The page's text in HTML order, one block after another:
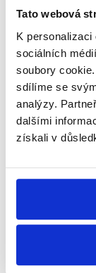
Tato webová
K
sociálních
soubory
sdílíme se
analýzy.
dalšími
získali v
Přihlaste
kanálu,
shrnutí
Začněte
přehled o
nepravdy
Sociální